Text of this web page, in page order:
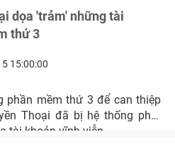
dọa 'trảm' những tài
thứ 3
15:00:00
phần mềm thứ 3 để can thiệp
Thoại đã bị hệ thống phát
tài khoản vĩnh viễn.